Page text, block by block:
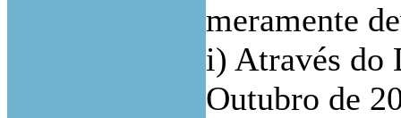
meramente
i) Através do
Outubro de